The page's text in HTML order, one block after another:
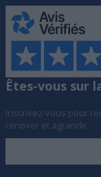
Êtes-vous sur
Inscrivez-vous pour
rénover et agrandir